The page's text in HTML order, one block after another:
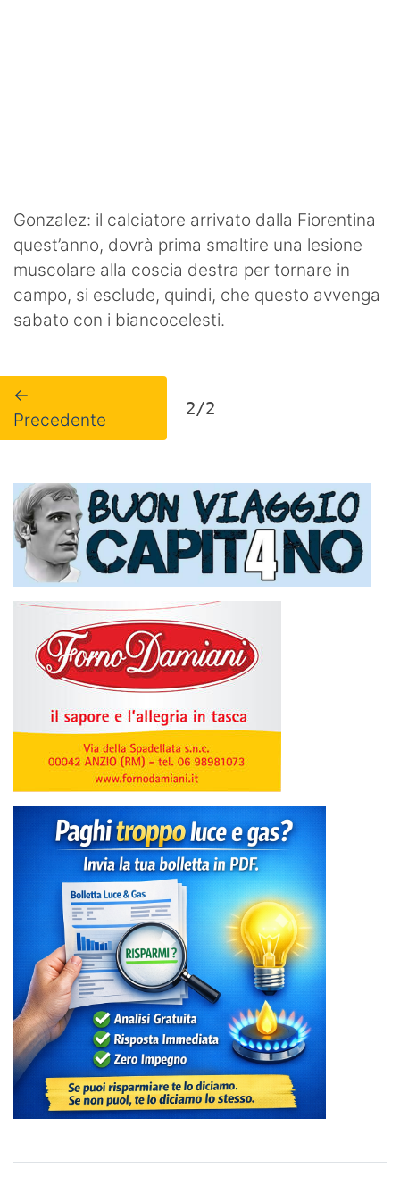
Gonzalez: il calciatore arrivato dalla Fiorentina
quest’anno, dovrà prima smaltire una lesione
muscolare alla coscia destra per tornare in
campo, si esclude, quindi, che questo avvenga
sabato con i biancocelesti.
←
Precedente
2/2